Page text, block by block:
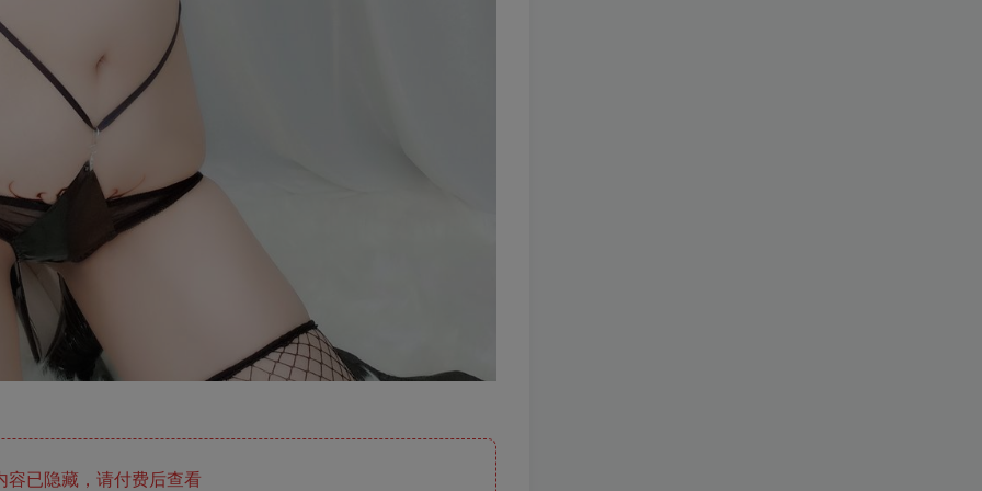
已隐藏，请付费后查看